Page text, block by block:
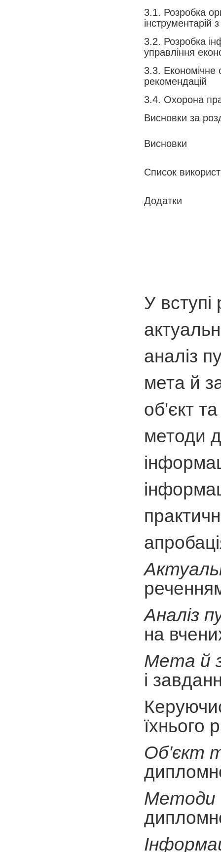
3.1. Розробка
інструментарій
3.2. Розробка
управління
3.3. Економічне
рекомендацій
3.4. Охорона
Висновки за
Висновки
Список
Додатки
У
аналіз
мета й
об'єкт
методи
Аналіз
на
Мета й
і
їхнього
Об'єкт
Методи